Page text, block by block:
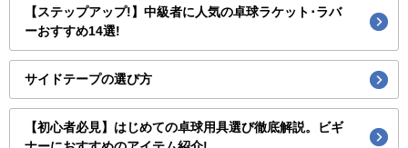
【ステップアップ!】中級者に人気の卓球ラケット･ラバ
ーおすすめ14選!
サイドテープの選び方
【初心者必見】はじめての卓球用具選び徹底解説。ビギ